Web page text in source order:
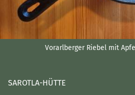
Vorarlberger Riebel mit
SAROTLA-HÜTTE